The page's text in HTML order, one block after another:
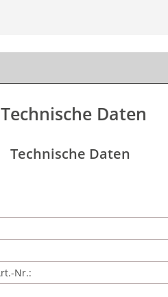
Technische Daten
Technische Daten
Nr.: